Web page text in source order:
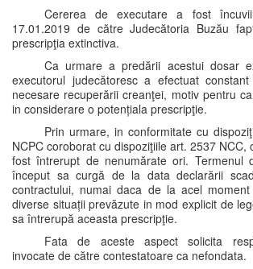
Cererea de executare a fost
17.01.2019 de către Judecătoria Buzău
prescripţia extinctiva.
Ca urmare a predării acestui dosar
executorul judecătoresc a efectuat
necesare recuperării creanţei, motiv pentru
in considerare o potențiala prescripţie.
Prin urmare, in conformitate cu
NCPC coroborat cu dispoziţiile art. 2537 NCC,
fost întrerupt de nenumărate ori. Termenul
început sa curgă de la data declarării
contractului, numai daca de la acel
diverse situații prevăzute in mod explicit de
sa întrerupă aceasta prescripţie.
Fata de aceste aspect solicita
invocate de către contestatoare ca nefondata.